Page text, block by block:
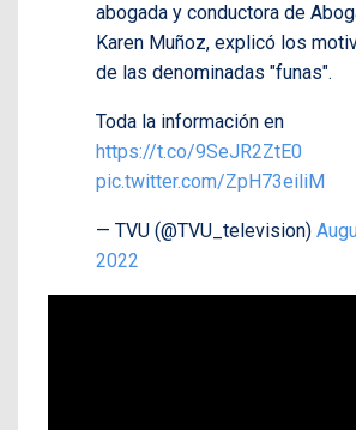
abogada y conductora de
Karen Muñoz, explicó los
de las denominadas "funas".
Toda la información en
https://t.co/9SeJR2ZtE0
pic.twitter.com/ZpH73eiliM
— TVU (@TVU_television)
2022